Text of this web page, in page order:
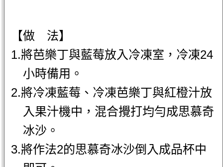
【做 法】
1.將芭樂丁與藍莓放入冷凍室，冷凍24
小時備用。
2.將冷凍藍莓、冷凍芭樂丁與紅橙汁放
入果汁機中，混合攪打均勻成思慕奇
冰沙。
3.將作法2的思慕奇冰沙倒入成品杯中